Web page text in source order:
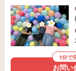
1分で
お問い